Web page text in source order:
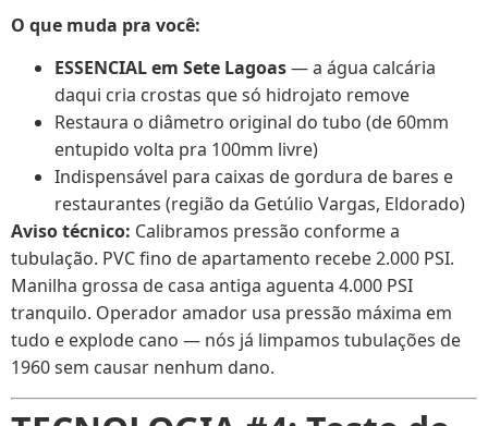
O que muda pra você:
ESSENCIAL em Sete Lagoas— a água calcária
daqui cria crostas que só hidrojato remove
Restaura o diâmetro original do tubo (de 60mm
entupido volta pra 100mm livre)
Indispensável para caixas de gordura de bares e
restaurantes (região da Getúlio Vargas, Eldorado)
Aviso técnico: Calibramos pressão conforme a
tubulação. PVC fino de apartamento recebe 2.000 PSI.
Manilha grossa de casa antiga aguenta 4.000 PSI
tranquilo. Operador amador usa pressão máxima em
tudo e explode cano — nós já limpamos tubulações de
1960 sem causar nenhum dano.